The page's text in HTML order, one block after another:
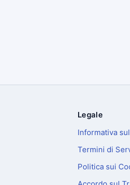
Legale
Informativa
Termini di
Politica sui